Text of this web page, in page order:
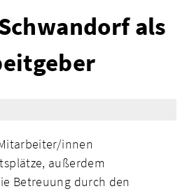
als
innen
außerdem
Betreuung durch den